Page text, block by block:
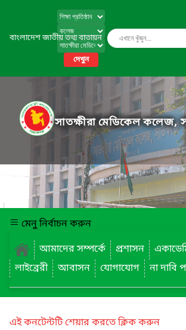
বাংলাদেশ জাতীয় তথ্য বাতায়ন
দেখুন
সাতক্ষীরা মেডিকেল কলেজ,
মেনু নির্বাচন করুন
আমাদের সম্পর্কে
প্রশাসন
লাইব্রেরী
আবাসন যোগাযোগ না দাবি
এই কনটেন্টটি শেয়ার করতে ক্লিক করুন